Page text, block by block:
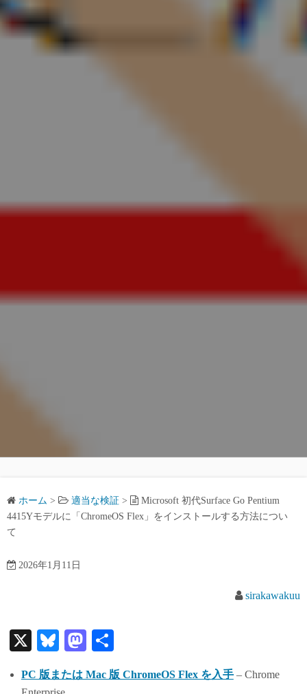
ホーム > 適当な検証 >
Microsoft 初代Surface Go Pentium
4415Yモデルに「ChromeOS Flex」をインストールする方法につい
て
2026年1月11日
sirakawakuu
X
Bl
sk
M
to
有
PC 版または Mac 版 ChromeOS Flex を入手– Chrome